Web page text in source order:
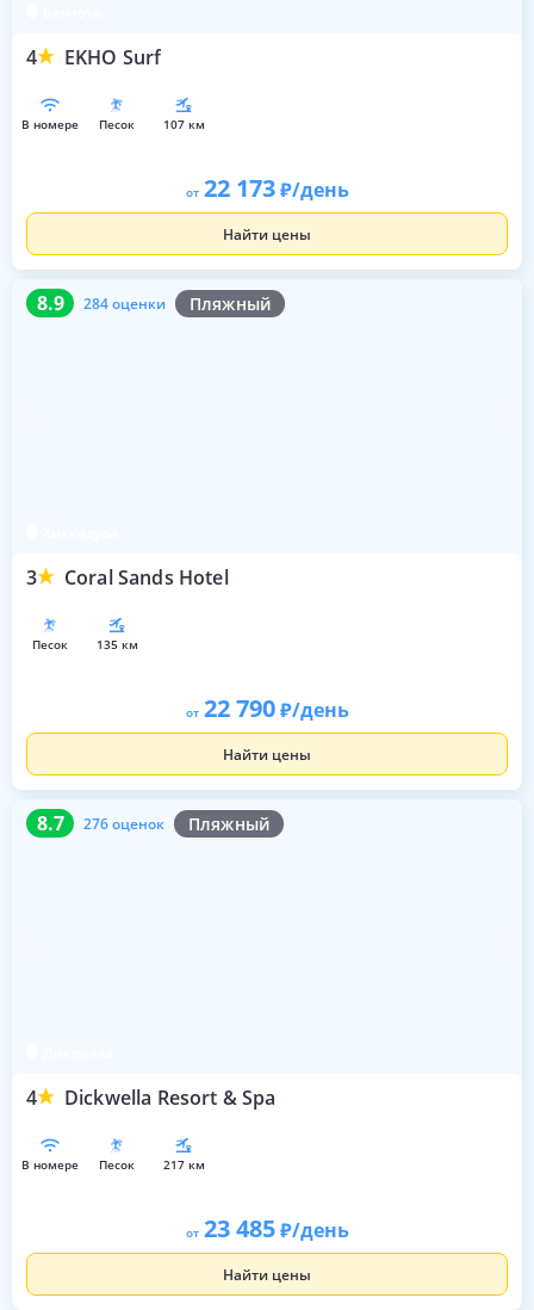
4 EKHO Surf
в номере песок 107 км
от 22 173 /день
Найти цены
8.9 284 оценки Пляжный
3 Coral Sands Hotel
8.9 284 оценки
песок 135 км
от 22 790 /день
Найти цены
8.7 276 оценок Пляжный
4 Dickwella Resort & Spa
8.7 276 оценок
в номере песок 217 км
от 23 485 /день
Найти цены